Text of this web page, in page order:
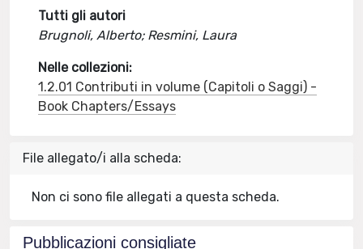
Tutti gli autori
Brugnoli, Alberto; Resmini, Laura
Nelle collezioni:
1.2.01 Contributi in volume (Capitoli o Saggi) -
Book Chapters/Essays
File allegato/i alla scheda:
Non ci sono file allegati a questa scheda.
Pubblicazioni consigliate